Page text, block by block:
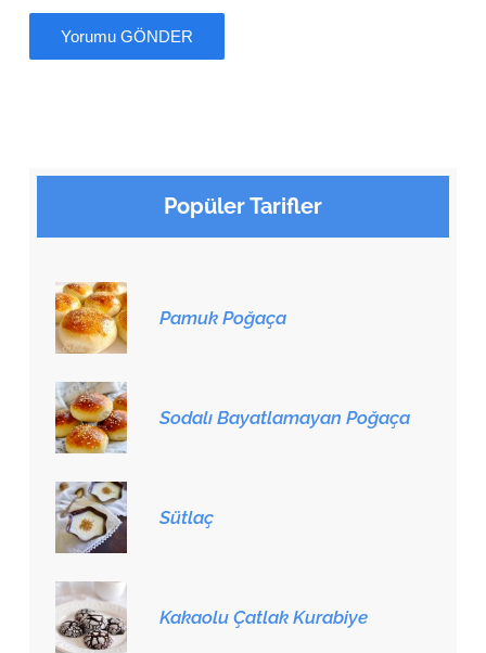
Popüler Tarifler
Pamuk Poğaça
Sodalı Bayatlamayan Poğaça
Sütlaç
Kakaolu Çatlak Kurabiye